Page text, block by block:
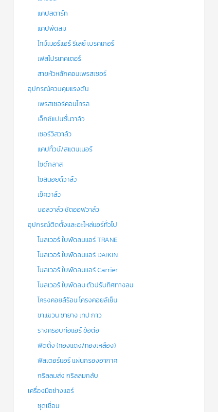
แคปสตาร์ท
แคปพัดลม
ไทม์เมอร์แอร์ รีเลย์ เบรคเกอร์
เฟสโปรเทคเตอร์
สายหัวหลักคอมเพรสเซอร์
อุปกรณ์ควบคุมแรงดัน
เพรสเชอร์คอนโทรล
เอ็กซ์แปนชั่นวาล์ว
เซอร์วิสวาล์ว
แคปทิ้วบ์/สแตนเนอร์
ไซด์กลาส
โซลินอยด์วาล์ว
เช็ควาล์ว
บอลวาล์ว ชัตออฟวาล์ว
อุปกรณ์ติดตั้งและอะไหล่แอร์ทั่วไป
โบลเวอร์ ใบพัดลมแอร์ TRANE
โบลเวอร์ ใบพัดลมแอร์ DAIKIN
โบลเวอร์ ใบพัดลมแอร์ Carrier
โบลเวอร์ ใบพัดลม ตัวปรับทิศทางลม
โครงคอยล์ร้อน โครงคอยล์เย็น
ขาแขวน ขายาง เทป กาว
รางครอบท่อแอร์ ข้อต่อ
ฟิตติ้ง (ทองแดง/ทองเหลือง)
ฟิลเตอร์แอร์ แผ่นกรองอากาศ
กริลลมส่ง กริลลมกลับ
เครื่องมือช่างแอร์
ชุดเชื่อม